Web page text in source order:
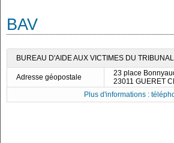
BAV
BUREAU D'AIDE AUX VICTIMES DU
Adresse géopostale
23 place
23011 GUERET
Plus d'informations :